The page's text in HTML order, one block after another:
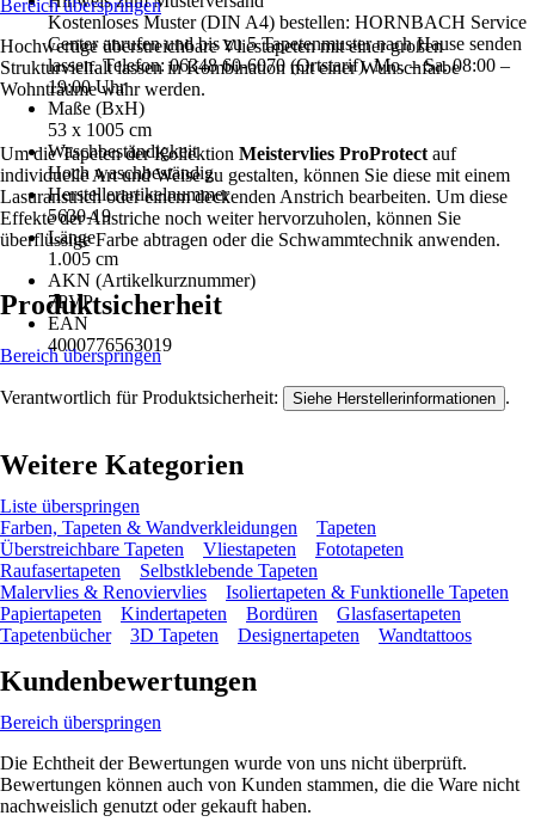
Kostenloses Muster (DIN A4) bestellen: HORNBACH Service
Center anrufen und bis zu 5 Tapetenmuster nach Hause senden
lassen. Telefon: 06348 60-6070 (Ortstarif). Mo. – Sa. 08:00 –
19:00 Uhr
Maße (BxH)
53 x 1005 cm
Waschbeständigkeit
Hoch waschbeständig
Herstellerartikelnummer
5630-19
Länge
1.005 cm
AKN (Artikelkurznummer)
7PVP
EAN
4000776563019
Bereich überspringen
Hochwertige überstreichbare Vliestapeten mit einer großen
Strukturvielfalt lassen in Kombination mit einer Wunschfarbe
Wohnträume wahr werden.
Um die Tapeten der Kollektion Meistervlies ProProtect auf
individuelle Art und Weise zu gestalten, können Sie diese mit einem
Lasuranstrich oder einem deckenden Anstrich bearbeiten. Um diese
Effekte der Anstriche noch weiter hervorzuholen, können Sie
überflüssige Farbe abtragen oder die Schwammtechnik anwenden.
Produktsicherheit
Bereich überspringen
Verantwortlich für Produktsicherheit: Siehe Herstellerinformationen .
Weitere Kategorien
Liste überspringen
Farben, Tapeten & Wandverkleidungen
Tapeten
Überstreichbare Tapeten
Vliestapeten
Fototapeten
Raufasertapeten
Selbstklebende Tapeten
Malervlies & Renoviervlies
Isoliertapeten & Funktionelle Tapeten
Papiertapeten
Kindertapeten Bordüren
Glasfasertapeten
Tapetenbücher
3D Tapeten Designertapeten Wandtattoos
Kundenbewertungen
Bereich überspringen
Die Echtheit der Bewertungen wurde von uns nicht überprüft.
Bewertungen können auch von Kunden stammen, die die Ware nicht
nachweislich genutzt oder gekauft haben.